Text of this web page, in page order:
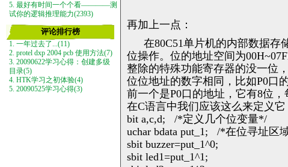
5. 最好有时间一个个看————测
试你的逻辑推理能力(2393)
评论排行榜
1. 一年过去了...(11)
2. protel dxp 2004 pcb 使用方法(7)
3. 20090622学习心得：创建多级
目录(5)
4. HTK学习之初体验(4)
5. 20090525学习心得(3)
再加上一点：
在80C51单片机的内部数据存
位操作。位的地址空间为
整除的特殊功能寄存器的没一位
位位地址的数字相同，比如P0口
前一个是P0口的地址，它有8位，
在C语言中我们应该这么来定义它
bit a,c,d;
/*定义几个位变量*/
uchar bdata put_1;
/*在位寻址区
sbit buzzer=put_1^0;
sbit led1=put_1^1;